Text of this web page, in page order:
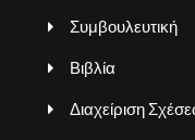
Συμβουλευτική
Βιβλία
Διαχείριση